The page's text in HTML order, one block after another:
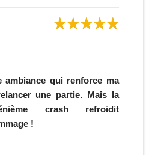
ambiance qui renforce ma
une partie. Mais la
crash refroidit
!